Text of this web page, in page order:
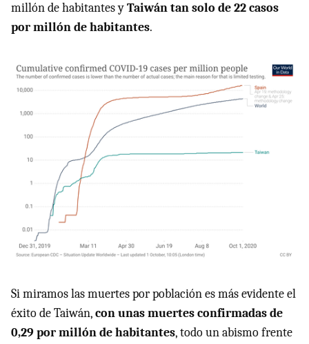
millón de habitantes yTaiwán tan solo de 22 casos
por millón de habitantes.
Si miramos las muertes por población es más evidente el
éxito de Taiwán,con unas muertes confirmadas de
0,29 por millón de habitantes, todo un abismo frente